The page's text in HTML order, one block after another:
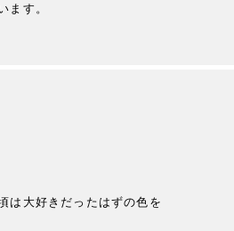
ます。
は大好きだったはずの色を